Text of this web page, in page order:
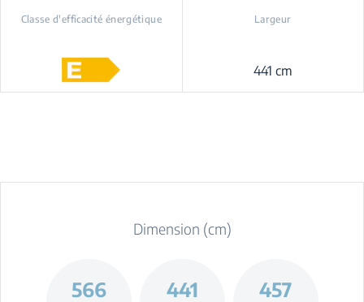
Classe d'efficacité énergétique Largeur
441 cm
Dimension (cm)
566 441 457